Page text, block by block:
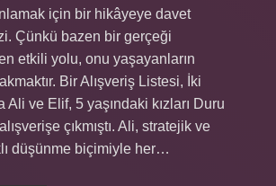
için bir hikâyeye davet
Çünkü bazen bir gerçeği
etkili yolu, onu yaşayanların
Bir Alışveriş Listesi, İki
Ali ve Elif, 5 yaşındaki kızları Duru
çıkmıştı. Ali, stratejik ve
düşünme biçimiyle her…